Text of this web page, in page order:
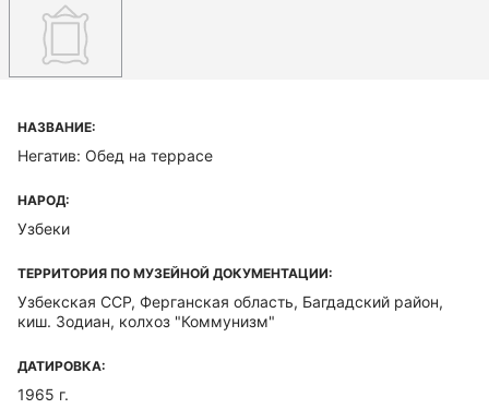
НАЗВАНИЕ:
Негатив: Обед на террасе
НАРОД:
Узбеки
ТЕРРИТОРИЯ ПО МУЗЕЙНОЙ ДОКУМЕНТАЦИИ:
Узбекская ССР, Ферганская область, Багдадский район,
киш. Зодиан, колхоз "Коммунизм"
ДАТИРОВКА:
1965 г.